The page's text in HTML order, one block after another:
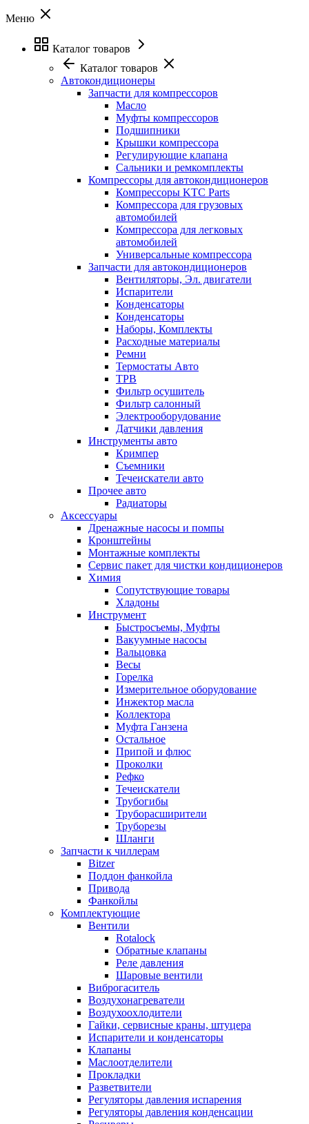
Меню
Каталог товаров
Каталог товаров
Автокондиционеры
Запчасти для компрессоров
Масло
Муфты компрессоров
Подшипники
Крышки компрессора
Регулирующие клапана
Сальники и ремкомплекты
Компрессоры для автокондиционеров
Компрессоры KTC Parts
Компрессора для грузовых
автомобилей
Компрессора для легковых
автомобилей
Универсальные компрессора
Запчасти для автокондиционеров
Вентиляторы, Эл. двигатели
Испарители
Конденсаторы
Конденсаторы
Наборы, Комплекты
Расходные материалы
Ремни
Термостаты Авто
ТРВ
Фильтр осушитель
Фильтр салонный
Электрооборудование
Датчики давления
Инструменты авто
Кримпер
Съемники
Течеискатели авто
Прочее авто
Радиаторы
Аксессуары
Дренажные насосы и помпы
Кронштейны
Монтажные комплекты
Сервис пакет для чистки кондиционеров
Химия
Сопутствующие товары
Хладоны
Инструмент
Быстросъемы, Муфты
Вакуумные насосы
Вальцовка
Весы
Горелка
Измерительное оборудование
Инжектор масла
Коллектора
Муфта Ганзена
Остальное
Припой и флюс
Проколки
Рефко
Течеискатели
Трубогибы
Труборасширители
Труборезы
Шланги
Запчасти к чиллерам
Bitzer
Поддон фанкойла
Привода
Фанкойлы
Комплектующие
Вентили
Rotalock
Обратные клапаны
Реле давления
Шаровые вентили
Виброгаситель
Воздухонагреватели
Воздухоохлодители
Гайки, сервисные краны, штуцера
Испарители и конденсаторы
Клапаны
Маслоотделители
Прокладки
Разветвители
Регуляторы давления испарения
Регуляторы давления конденсации